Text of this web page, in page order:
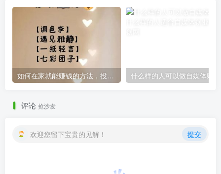
如何在家就能赚钱的方法，投资10元一小时赚500？
评论 抢沙发
欢迎您留下宝贵的见解！ 提交